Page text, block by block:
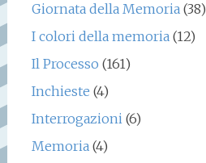
Giornata della Memoria(38)
I colori della memoria(12)
Il Processo (161)
Inchieste (4)
Interrogazioni(6)
Memoria(4)